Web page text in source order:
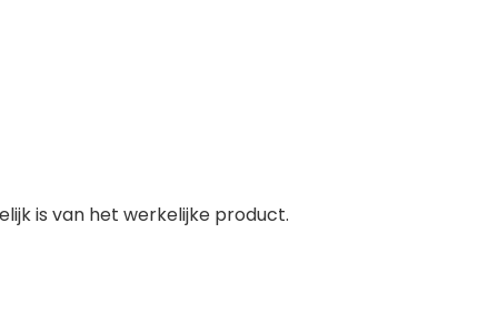
is van het werkelijke product.